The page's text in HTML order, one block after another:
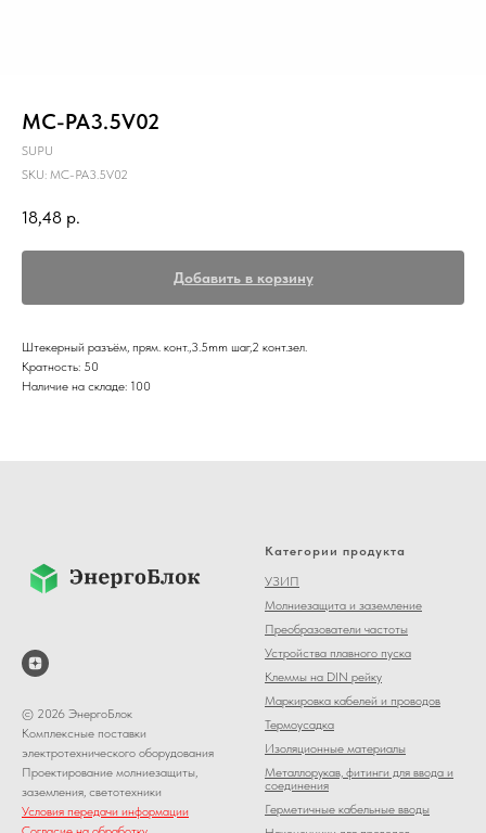
MC-PA3.5V02
SUPU
SKU: MC-PA3.5V02
18,48 р.
Добавить в корзину
Штекерный разъём, прям. конт.,3.5mm шаг,2 конт.зел.
Кратность: 50
Наличие на складе: 100
© 2026 ЭнергоБлок
Комплексные поставки
электротехнического оборудования
Проектирование молниезащиты,
заземления, светотехники
Условия передачи информации
Категории продукта
УЗИП
Молниезащита и заземление
Преобразователи частоты
Устройства плавного пуска
Клеммы на DIN рейку
Маркировка кабелей и проводов
Термоусадка
Изоляционные материалы
Металлорукав, фитинги для ввода и
соединения
Герметичные кабельные вводы